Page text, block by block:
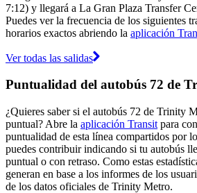
7:12) y llegará a La Gran Plaza Transfer
Puedes ver la frecuencia de los siguientes
horarios exactos abriendo la aplicación
Ver todas las salidas
Puntualidad del autobús 72 de
¿Quieres saber si el autobús 72 de Trinity
puntual? Abre la aplicación Transit para
puntualidad de esta línea compartidos por
puedes contribuir indicando si tu autobús
puntual o con retraso. Como estas
generan en base a los informes de los
de los datos oficiales de Trinity Metro.